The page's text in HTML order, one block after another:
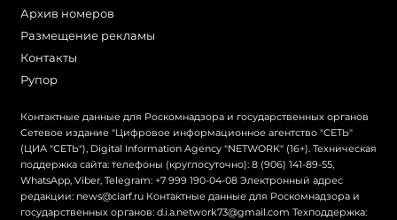
Архив номеров
Размещение рекламы
Контакты
Рупор
Контактные данные для Роскомнадзора и государственных органов
Сетевое издание "Цифровое информационное агентство "СЕТЬ"
(ЦИА "СЕТЬ"), Digital Information Agency "NETWORK" (16+). Техническая
поддержка сайта: телефоны (круглосуточно): 8 (906) 141-89-55,
WhatsApp, Viber, Telegram: +7 999 190-04-08 Электронный адрес
редакции: news@ciarf.ru Контактные данные для Роскомнадзора и
государственных органов: d.i.a.network73@gmail.com Техподдержка: